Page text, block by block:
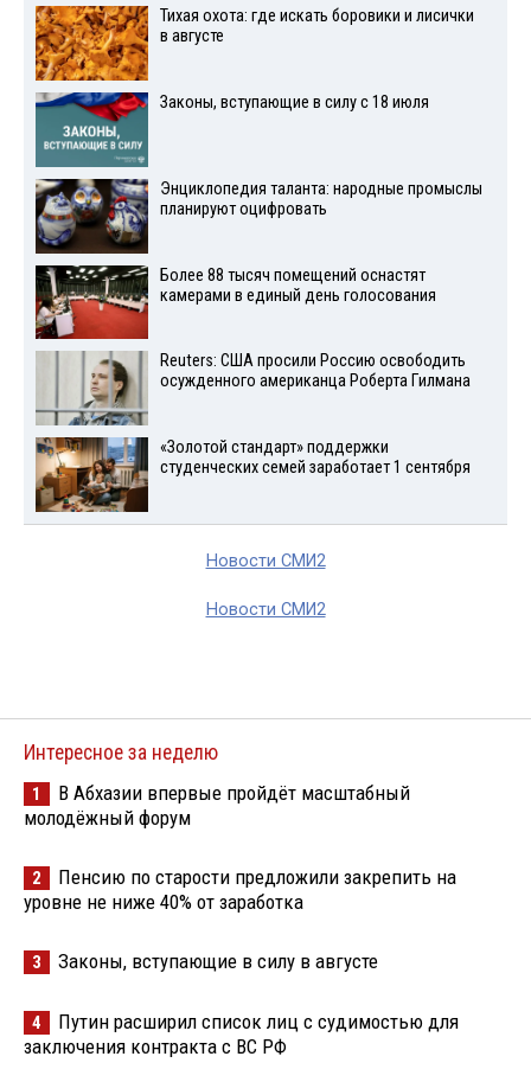
Тихая охота: где искать боровики и лисички
в августе
Законы, вступающие в силу с 18 июля
Энциклопедия таланта: народные промыслы
планируют оцифровать
Более 88 тысяч помещений оснастят
камерами в единый день голосования
Reuters: США просили Россию освободить
осужденного американца Роберта Гилмана
«Золотой стандарт» поддержки
студенческих семей заработает 1 сентября
Новости СМИ2
Новости СМИ2
Интересное за неделю
1
В Абхазии впервые пройдёт масштабный
молодёжный форум
2
Пенсию по старости предложили закрепить на
уровне не ниже 40% от заработка
3 Законы, вступающие в силу в августе
4
Путин расширил список лиц с судимостью для
заключения контракта с ВС РФ